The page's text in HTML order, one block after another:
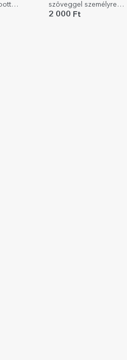
szöveggel személyre
szabva – Ünnepi ajándék
2 000 Ft